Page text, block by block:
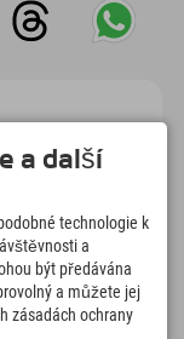
km
a další
technologie k
a
být předávána
a můžete jej
zásadách ochrany